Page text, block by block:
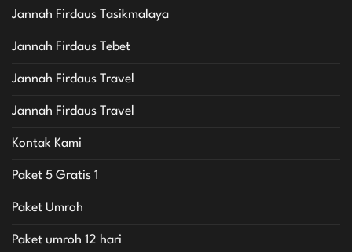
Jannah Firdaus Tasikmalaya
Jannah Firdaus Tebet
Jannah Firdaus Travel
Jannah Firdaus Travel
Kontak Kami
Paket 5 Gratis 1
Paket Umroh
Paket umroh 12 hari